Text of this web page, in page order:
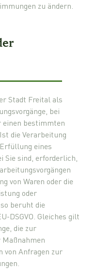
zu ändern.
Stadt Freital als
bei
bestimmten
die Verarbeitung
eines
Sie sind, erforderlich,
von Waren oder die
oder
beruht die
DSGVO. Gleiches gilt
die zur
von Anfragen zur